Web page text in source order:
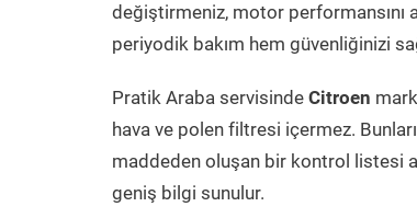
değiştirmeniz, motor performansını
periyodik bakım hem güvenliğinizi
Pratik Araba servisinde Citroen
hava ve polen filtresi içermez.
maddeden oluşan bir kontrol listesi
geniş bilgi sunulur.